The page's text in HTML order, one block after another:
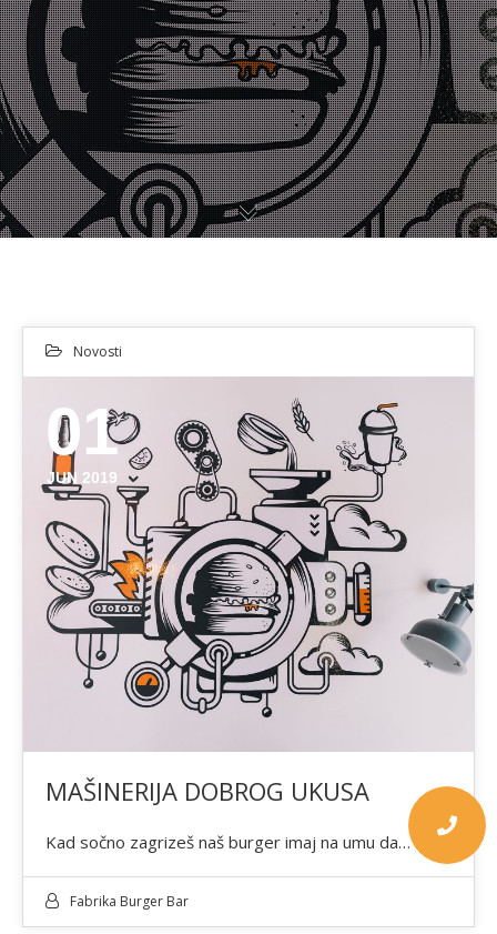
Novosti
01
JUN 2019
MAŠINERIJA DOBROG UKUSA
Kad sočno zagrizeš naš burger imaj na umu da…
Fabrika Burger Bar